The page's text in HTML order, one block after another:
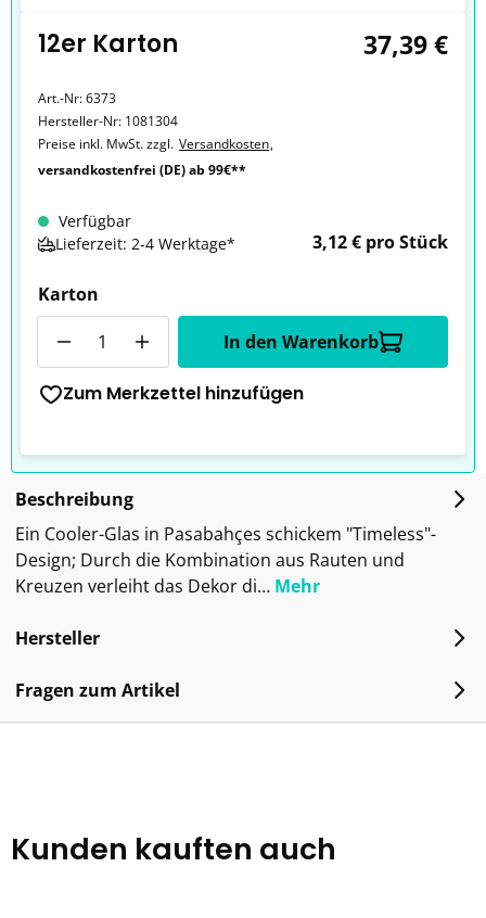
12er Karton 37,39 €
Art.-Nr:6373
Hersteller-Nr: 1081304
Preise inkl. MwSt. zzgl. Versandkosten,
versandkostenfrei (DE) ab 99€**
Verfügbar
Lieferzeit: 2-4 Werktage*
3,12 € pro Stück
Karton
In den Warenkorb
Zum Merkzettel hinzufügen
Beschreibung
Ein Cooler-Glas in Pasabahçes schickem "Timeless"-
Design; Durch die Kombination aus Rauten und
Kreuzen verleiht das Dekor di… Mehr
Hersteller
Fragen zum Artikel
Kunden kauften auch